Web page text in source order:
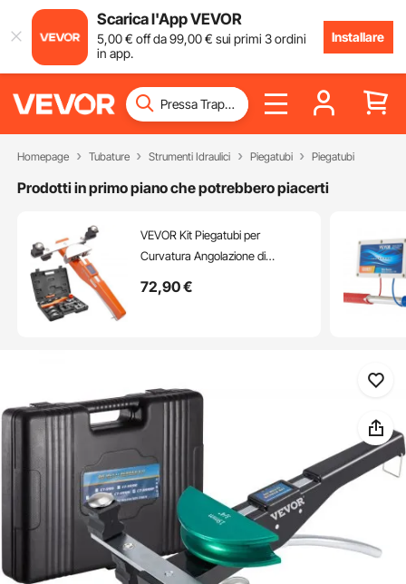
Scarica l'App VEVOR
5,00€ off da99,00€ sui primi 3 ordini
in app.
Installare
Homepage Tubature Strumenti Idraulici Piegatubi Piegatubi
Prodotti in primo piano che potrebbero piacerti
VEVOR Kit Piegatubi per
Curvatura Angolazione di
7/8 pollici Sostituibili Fornito in
72,90€